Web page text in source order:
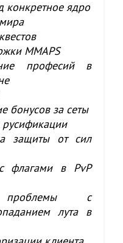
конкретное ядро
MMAPS
професий в
бонусов за сеты
защиты от сил
флагами в PvP
с
лута в